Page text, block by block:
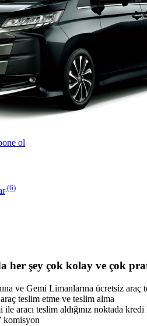
ol
(6)
her şey çok kolay ve çok
ve Gemi Limanlarına ücretsiz araç
teslim etme ve teslim alma
aracı teslim aldığınız noktada kredi
komisyon